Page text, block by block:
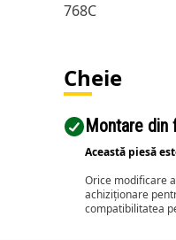
768C
Cheie
Montare din
Această piesă
Orice modificare
achiziționare
compatibilitatea